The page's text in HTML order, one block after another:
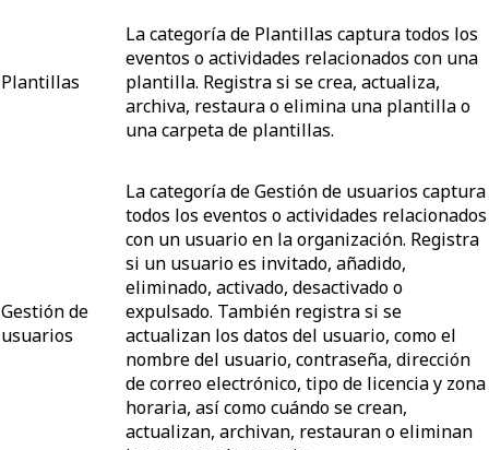
Plantillas
La categoría de Plantillas captura todos los
eventos o actividades relacionados con una
plantilla. Registra si se crea, actualiza,
archiva, restaura o elimina una plantilla o
una carpeta de plantillas.
Gestión de
usuarios
La categoría de Gestión de usuarios captura
todos los eventos o actividades relacionados
con un usuario en la organización. Registra
si un usuario es invitado, añadido,
eliminado, activado, desactivado o
expulsado. También registra si se
actualizan los datos del usuario, como el
nombre del usuario, contraseña, dirección
de correo electrónico, tipo de licencia y zona
horaria, así como cuándo se crean,
actualizan, archivan, restauran o eliminan